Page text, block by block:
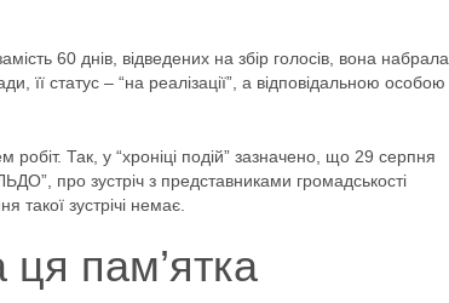
60 днів, відведених на збір голосів, вона набрала
її статус – “на реалізації”, а відповідальною особою
Так, у “хроніці подій” зазначено, що 29 серпня
про зустріч з представниками громадськості
зустрічі немає.
пам’ятка